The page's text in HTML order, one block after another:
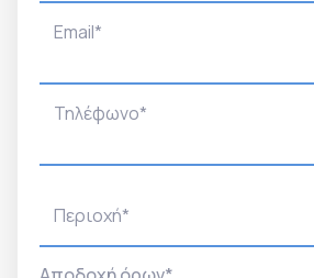
Email*
Τηλέφωνο*
Περιοχή*